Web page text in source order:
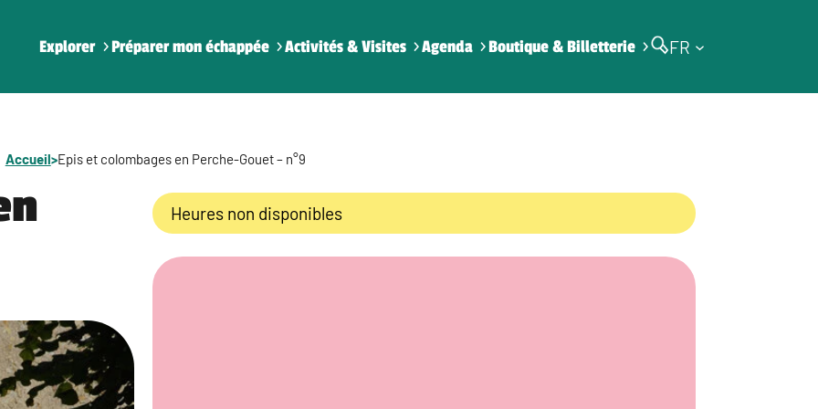
Explorer Préparer mon échappée Activités & Visites Agenda Boutique & Billetterie FR
Accueil>Epis et colombages en Perche-Gouet – n°9
Heures non disponibles